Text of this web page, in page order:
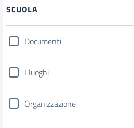
Filtri
SCUOLA
Documenti
I luoghi
Organizzazione